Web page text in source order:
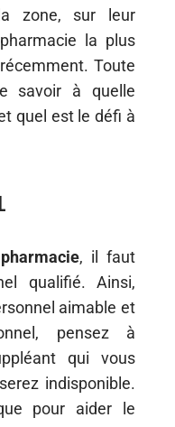
zone, sur leur
la plus
Toute
savoir à quelle
quel est le défi à
, il faut
qualifié. Ainsi,
aimable et
pensez à
qui vous
indisponible.
pour aider le